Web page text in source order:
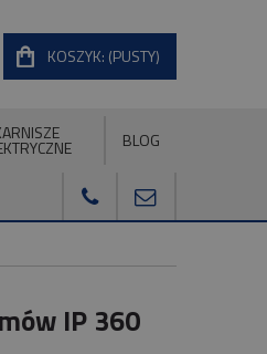
KOSZYK: (PUSTY)
BLOG
IP 360